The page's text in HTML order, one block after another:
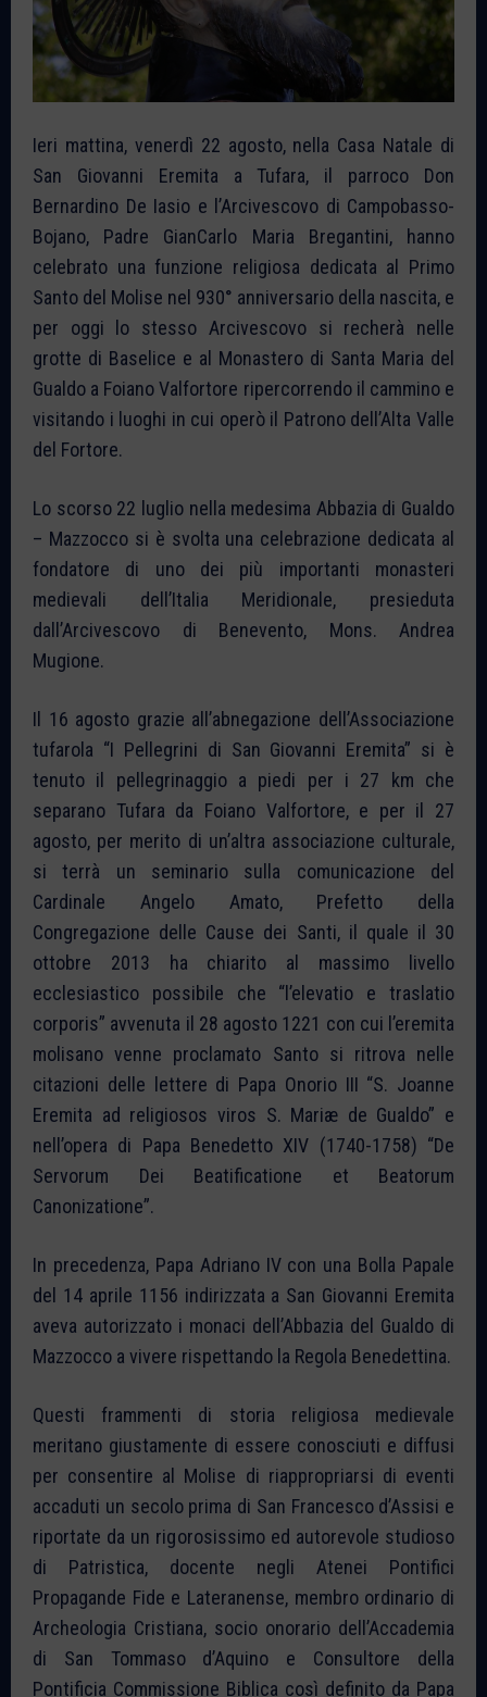
Ieri mattina, venerdì 22 agosto, nella Casa Natale di
San Giovanni Eremita a Tufara, il parroco Don
Bernardino De Iasio e l’Arcivescovo di Campobasso-
Bojano, Padre GianCarlo Maria Bregantini, hanno
celebrato una funzione religiosa dedicata al Primo
Santo del Molise nel 930° anniversario della nascita, e
per oggi lo stesso Arcivescovo si recherà nelle
grotte di Baselice e al Monastero di Santa Maria del
Gualdo a Foiano Valfortore ripercorrendo il cammino e
visitando i luoghi in cui operò il Patrono dell’Alta Valle
del Fortore.
Lo scorso 22 luglio nella medesima Abbazia di Gualdo
– Mazzocco si è svolta una celebrazione dedicata al
fondatore di uno dei più importanti monasteri
medievali dell’Italia Meridionale, presieduta
dall’Arcivescovo di Benevento, Mons. Andrea
Mugione.
Il 16 agosto grazie all’abnegazione dell’Associazione
tufarola “I Pellegrini di San Giovanni Eremita” si è
tenuto il pellegrinaggio a piedi per i 27 km che
separano Tufara da Foiano Valfortore, e per il 27
agosto, per merito di un’altra associazione culturale,
si terrà un seminario sulla comunicazione del
Cardinale Angelo Amato, Prefetto della
Congregazione delle Cause dei Santi, il quale il 30
ottobre 2013 ha chiarito al massimo livello
ecclesiastico possibile che “l’elevatio e traslatio
corporis” avvenuta il 28 agosto 1221 con cui l’eremita
molisano venne proclamato Santo si ritrova nelle
citazioni delle lettere di Papa Onorio III “S. Joanne
Eremita ad religiosos viros S. Mariæ de Gualdo” e
nell’opera di Papa Benedetto XIV (1740-1758) “De
Servorum Dei Beatificatione et Beatorum
Canonizatione”.
In precedenza, Papa Adriano IV con una Bolla Papale
del 14 aprile 1156 indirizzata a San Giovanni Eremita
aveva autorizzato i monaci dell’Abbazia del Gualdo di
Mazzocco a vivere rispettando la Regola Benedettina.
Questi frammenti di storia religiosa medievale
meritano giustamente di essere conosciuti e diffusi
per consentire al Molise di riappropriarsi di eventi
accaduti un secolo prima di San Francesco d’Assisi e
riportate da un rigorosissimo ed autorevole studioso
di Patristica, docente negli Atenei Pontifici
Propagande Fide e Lateranense, membro ordinario di
Archeologia Cristiana, socio onorario dell’Accademia
di San Tommaso d’Aquino e Consultore della
Pontificia Commissione Biblica così definito da Papa